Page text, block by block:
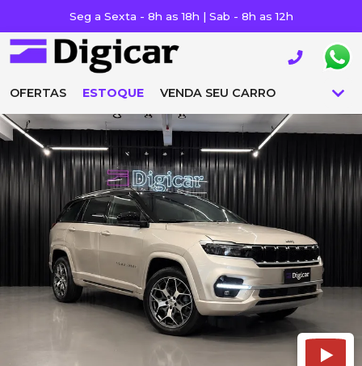
Seg a Sexta - 8h as 18h | Sab - 8h as 12h
OFERTAS ESTOQUE VENDA SEU CARRO